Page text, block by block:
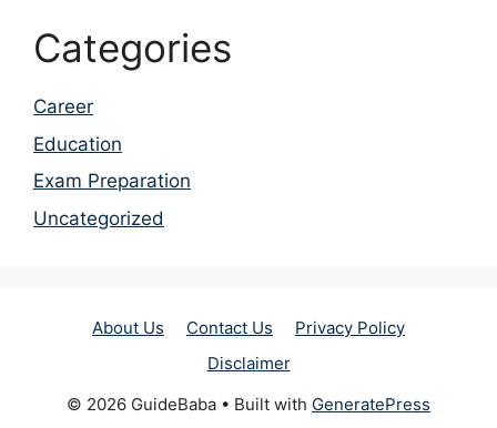
Categories
Career
Education
Exam Preparation
Uncategorized
About Us Contact Us
Privacy Policy
Disclaimer
© 2026 GuideBaba • Built with GeneratePress